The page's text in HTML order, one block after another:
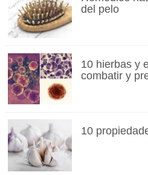
del pelo
10 hierbas y
combatir y
10